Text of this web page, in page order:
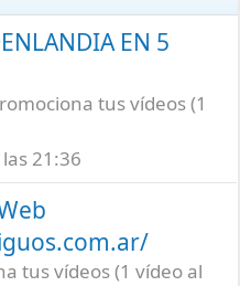
EN 5
tus vídeos (1
21:36
tus vídeos (1 vídeo al